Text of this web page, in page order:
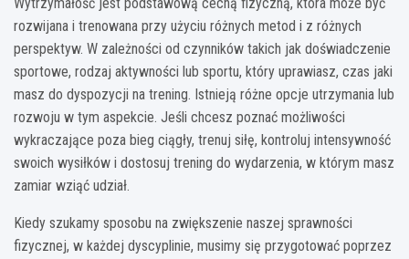
rozwijana i trenowana przy użyciu różnych metod i z różnych
perspektyw. W zależności od czynników takich jak doświadczenie
sportowe, rodzaj aktywności lub sportu, który uprawiasz, czas jaki
masz do dyspozycji na trening. Istnieją różne opcje utrzymania lub
rozwoju w tym aspekcie. Jeśli chcesz poznać możliwości
wykraczające poza bieg ciągły, trenuj siłę, kontroluj intensywność
swoich wysiłków i dostosuj trening do wydarzenia, w którym masz
zamiar wziąć udział.
Kiedy szukamy sposobu na zwiększenie naszej sprawności
fizycznej, w każdej dyscyplinie, musimy się przygotować poprzez